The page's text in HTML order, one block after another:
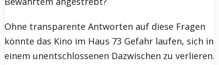
Ohne transparente Antworten auf diese Fragen
könnte das Kino im Haus 73 Gefahr laufen, sich in
einem unentschlossenen Dazwischen zu verlieren.